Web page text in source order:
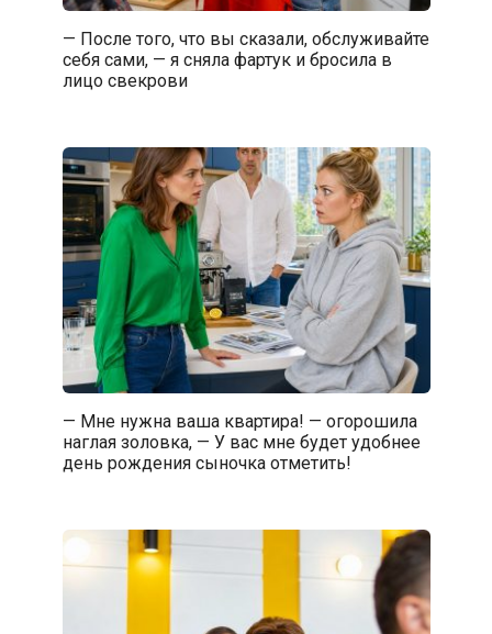
— После того, что вы сказали, обслуживайте
себя сами, — я сняла фартук и бросила в
лицо свекрови
— Мне нужна ваша квартира! — огорошила
наглая золовка, — У вас мне будет удобнее
день рождения сыночка отметить!